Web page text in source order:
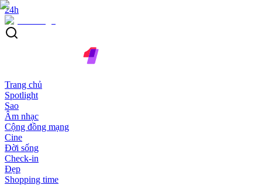
24h
Trang chủ
Spotlight
Sao
Âm nhạc
Cộng đồng mạng
Cine
Đời sống
Check-in
Đẹp
Shopping time